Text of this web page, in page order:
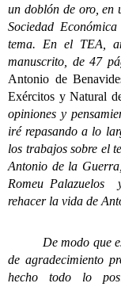
un doblón de oro, en
Sociedad
tema. En el TEA,
manuscrito, de 47
Antonio de
Exércitos y Natural
opiniones y
iré repasando a lo
los trabajos sobre el
Antonio de la
Romeu Palazuelos
rehacer la vida de
De modo que este
de agradecimiento
hecho todo lo